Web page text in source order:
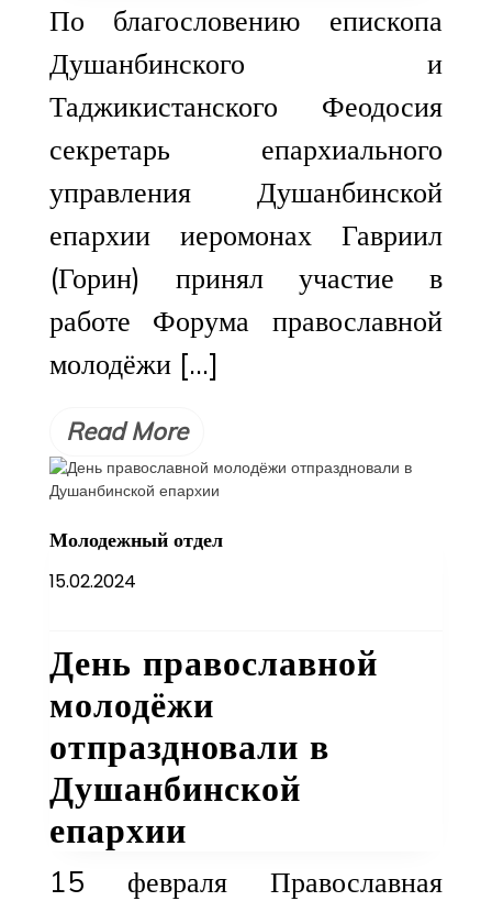
По благословению епископа
Душанбинского и
Таджикистанского Феодосия
секретарь епархиального
управления Душанбинской
епархии иеромонах Гавриил
(Горин) принял участие в
работе Форума православной
молодёжи […]
Read More
Молодежный отдел
15.02.2024
День православной
молодёжи
отпраздновали в
Душанбинской
епархии
15 февраля Православная